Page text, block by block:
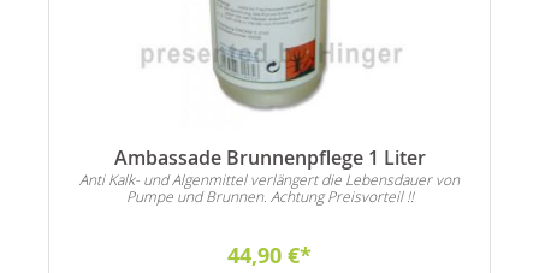
Ambassade Brunnenpflege 1 Liter
Anti Kalk- und Algenmittel verlängert die Lebensdauer von
Pumpe und Brunnen. Achtung Preisvorteil !!
44,90 €